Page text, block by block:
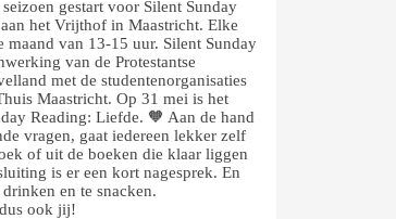
gestart voor Silent Sunday
het Vrijthof in Maastricht. Elke
maand van 13-15 uur. Silent Sunday
van de Protestantse
met de studentenorganisaties
Maastricht. Op 31 mei is het
Reading: Liefde. 🧡 Aan de hand
vragen, gaat iedereen lekker zelf
of uit de boeken die klaar liggen
is er een kort nagesprek. En
en te snacken.
ook jij!